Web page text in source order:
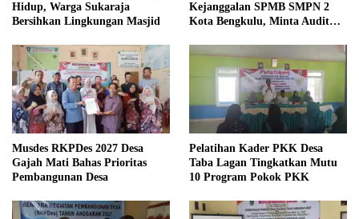
Hidup, Warga Sukaraja
Bersihkan Lingkungan Masjid
Kejanggalan SPMB SMPN 2
Kota Bengkulu, Minta Audit
Musdes RKPDes 2027 Desa
Gajah Mati Bahas Prioritas
Pembangunan Desa
Pelatihan Kader PKK Desa
Taba Lagan Tingkatkan Mutu
10 Program Pokok PKK